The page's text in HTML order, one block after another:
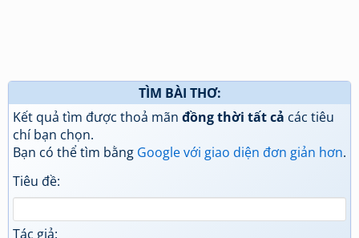
TÌM BÀI THƠ:
Kết quả tìm được thoả mãn đồng thời tất cả các tiêu
chí bạn chọn.
Bạn có thể tìm bằng Google với giao diện đơn giản hơn.
Tiêu đề:
Tác giả: